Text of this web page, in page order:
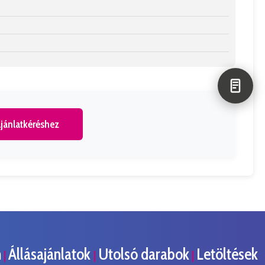
| Állásajánlatok | Utolsó darabok | Letöltések